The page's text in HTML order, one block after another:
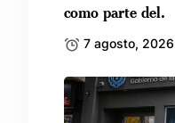
como parte del.
7 agosto, 2026